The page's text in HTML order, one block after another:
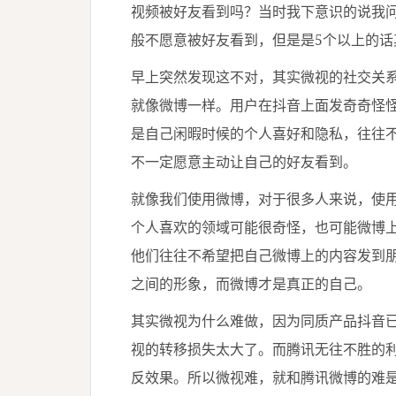
视频被好友看到吗？当时我下意识的说我
般不愿意被好友看到，但是是5个以上的
早上突然发现这不对，其实微视的社交关
就像微博一样。用户在抖音上面发奇奇怪
是自己闲暇时候的个人喜好和隐私，往往
不一定愿意主动让自己的好友看到。
就像我们使用微博，对于很多人来说，使
个人喜欢的领域可能很奇怪，也可能微博
他们往往不希望把自己微博上的内容发到
之间的形象，而微博才是真正的自己。
其实微视为什么难做，因为同质产品抖音
视的转移损失太大了。而腾讯无往不胜的
反效果。所以微视难，就和腾讯微博的难